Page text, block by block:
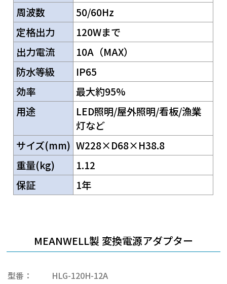
周波数
50/60Hz
定格出力
120Wまで
出力電流
10A（MAX）
防水等級
IP65
効率
最大約95%
用途
LED照明/屋外照明/看板/漁業
灯など
サイズ(mm) W228×D68×H38.8
重量(kg)
1.12
保証
1年
MEANWELL製 変換電源アダプター
型番：
HLG-120H-12A